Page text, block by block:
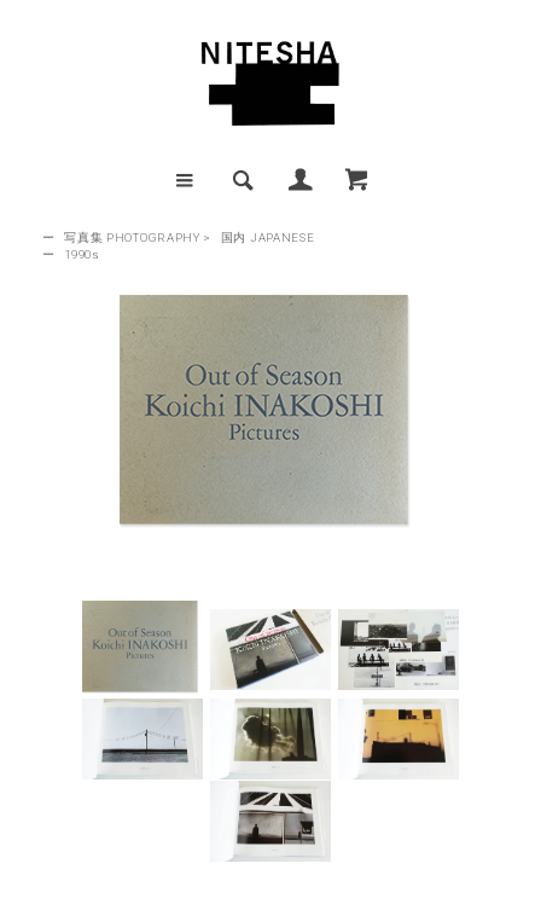
ー 写真集 PHOTOGRAPHY >
国内 JAPANESE
ー
1990s